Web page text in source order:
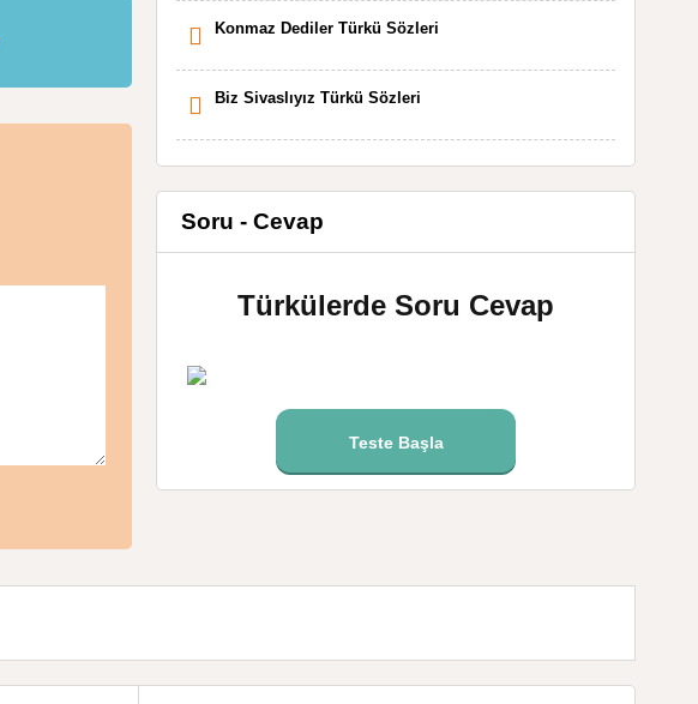
Konmaz Dediler Türkü Sözleri
Biz Sivaslıyız Türkü Sözleri
Soru - Cevap
Türkülerde Soru Cevap
Teste Başla